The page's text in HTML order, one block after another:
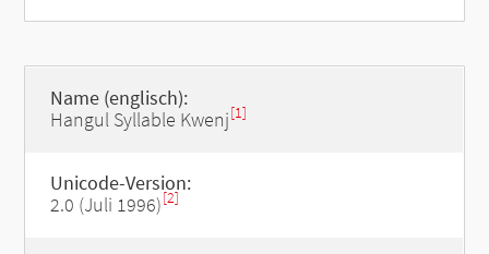
Name (englisch):
Hangul Syllable Kwenj[1]
Unicode-Version:
2.0 (Juli 1996)[2]